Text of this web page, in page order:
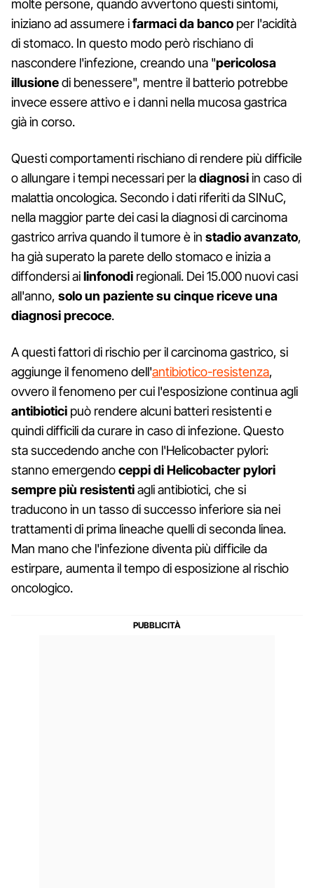
molte persone, quando avvertono questi sintomi,
iniziano ad assumere ifarmaci da banco per l'acidità
di stomaco. In questo modo però rischiano di
nascondere l'infezione, creando una "pericolosa
illusionedi benessere", mentre il batterio potrebbe
invece essere attivo e i danni nella mucosa gastrica
già in corso.
Questi comportamenti rischiano di rendere più difficile
o allungare i tempi necessari per ladiagnosiin caso di
malattia oncologica. Secondo i dati riferiti da SINuC,
nella maggior parte dei casi la diagnosi di carcinoma
gastrico arriva quando il tumore è in stadio avanzato,
ha già superato la parete dello stomaco e inizia a
diffondersi ailinfonodi regionali. Dei 15.000 nuovi casi
all'anno, solo un paziente su cinque riceve una
diagnosi precoce.
A questi fattori di rischio per il carcinoma gastrico, si
aggiunge il fenomeno dell'antibiotico-resistenza,
ovvero il fenomeno per cui l'esposizione continua agli
antibiotici può rendere alcuni batteri resistenti e
quindi difficili da curare in caso di infezione. Questo
sta succedendo anche con l'Helicobacter pylori:
stanno emergendoceppi di Helicobacter pylori
sempre più resistentiagli antibiotici, che si
traducono in un tasso di successo inferiore sia nei
trattamenti di prima lineache quelli di seconda linea.
Man mano che l'infezione diventa più difficile da
estirpare, aumenta il tempo di esposizione al rischio
oncologico.